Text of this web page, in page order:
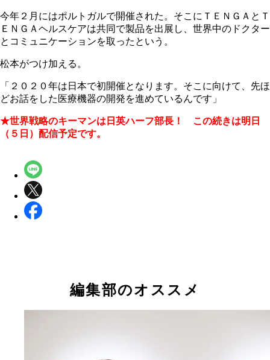
今年２月にはポルトガルで開催された。そこにＴＥＮＧＡとＴ
ＥＮＧＡヘルスケアは共同で製品を出展し、世界中のドクター
とコミュニケーションを取ったという。
松本がつけ加える。
「２０２０年は日本で初開催となります。そこに向けて、先ほ
どお話をした医療機器の開発を進めているんです」
★世界戦略のキーマンは日英ハーフ部長！ この続きは明日
（５日）配信予定です。
編集部のオススメ